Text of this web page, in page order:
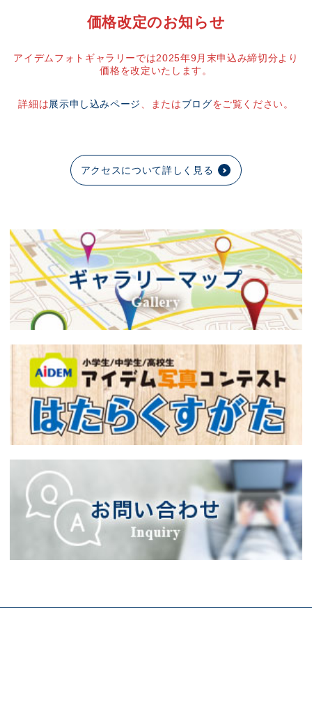
価格改定のお知らせ
アイデムフォトギャラリーでは2025年9月末申込み締切分より
価格を改定いたします。
詳細は展示申し込みページ、またはブログをご覧ください。
アクセスについて詳しく見る